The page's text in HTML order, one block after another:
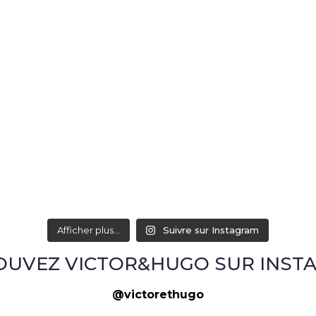
Afficher plus... Suivre sur Instagram
VICTOR&HUGO SUR
@victorethugo